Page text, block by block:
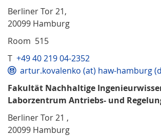
Berliner Tor 21,
20099 Hamburg
Room 515
T +49 40 219 04-2352
artur.kovalenko (at) haw-hamburg
Fakultät Nachhaltige
Laborzentrum Antriebs- und
Berliner Tor 21 ,
20099 Hamburg